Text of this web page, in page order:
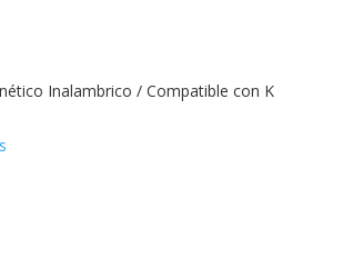
Inalambrico / Compatible con K